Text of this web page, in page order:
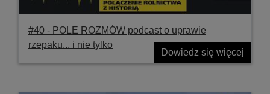
#40 ‐ POLE ROZMÓW podcast o uprawie
rzepaku... i nie tylko
Dowiedz się więcej